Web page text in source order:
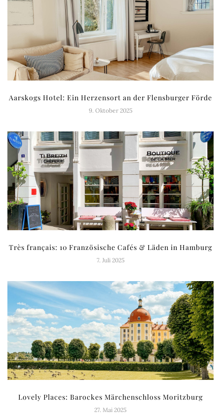
Aarskogs Hotel: Ein Herzensort an der Flensburger Förde
9. Oktober 2025
Très français: 10 Französische Cafés & Läden in Hamburg
7. Juli 2025
Lovely Places: Barockes Märchenschloss Moritzburg
27. Mai 2025